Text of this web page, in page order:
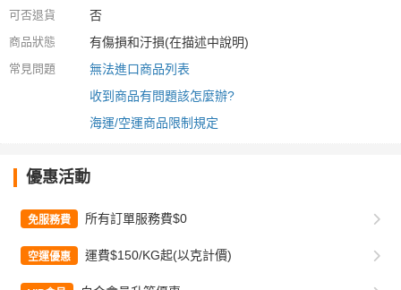
可否退貨 否
商品狀態 有傷損和汙損(在描述中說明)
常見問題
無法進口商品列表
收到商品有問題該怎麼辦?
海運/空運商品限制規定
優惠活動
免服務費 所有訂單服務費$0
空運優惠 運費$150/KG起(以克計價)